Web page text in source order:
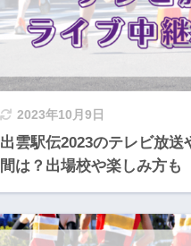
2023年10月9日
出雲駅伝2023のテレビ放送
間は？出場校や楽しみ方も